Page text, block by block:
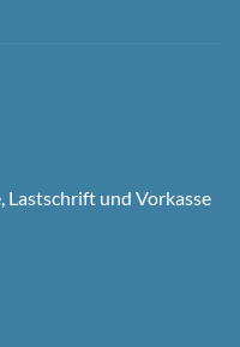
Lastschrift und Vorkasse